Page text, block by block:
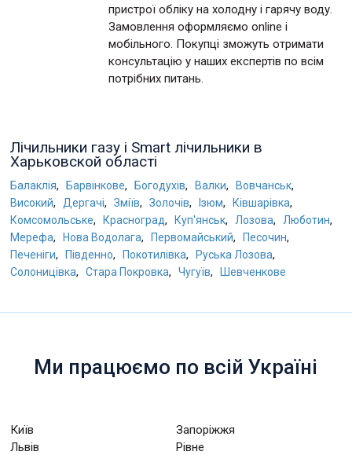
пристрої обліку на холодну і гарячу воду.
Замовлення оформляємо online і
мобільного. Покупці зможуть отримати
консультацію у наших експертів по всім
потрібних питань.
Лічильники газу і Smart лічильники в
Харьковской області
Балаклія, Барвінкове, Богодухів, Валки, Вовчанськ,
Високий, Дергачі, Зміїв, Золочів, Ізюм, Ківшарівка,
Комсомольське, Красноград, Куп'янськ, Лозова, Люботин,
Мерефа, Нова Водолага, Первомайський, Песочин,
Печеніги, Південно, Покотилівка, Руська Лозова,
Солоницівка, Стара Покровка, Чугуїв, Шевченкове
Ми працюємо по всій Україні
Київ
Запоріжжя
Львів
Рівне